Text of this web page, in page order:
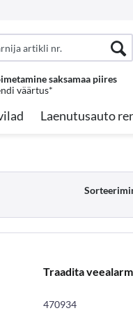
saksamaa piires
väärtus*
Laenutusauto
Traadita
470934